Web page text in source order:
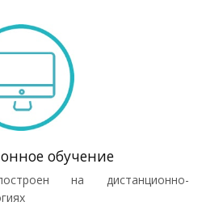
обучение
на дистанционно-